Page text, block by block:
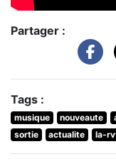
Partager :
Tags :
musique nouveaute
sortie
actualite la-